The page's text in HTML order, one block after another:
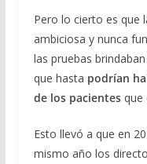
Pero lo cierto es que
ambiciosa y nunca
las pruebas
que hasta podrían
de los pacientesque
Esto llevó a que en
mismo año los